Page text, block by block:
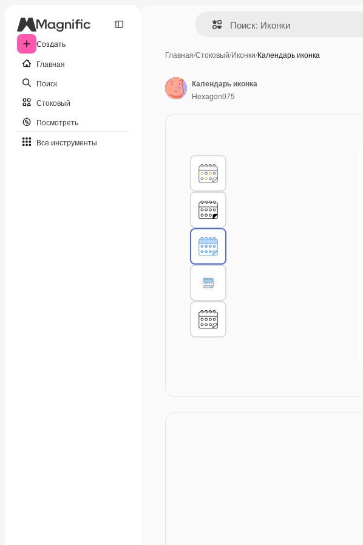
Создать
Главная
Поиск
Стоковый
Посмотреть
Все инструменты
Главная/Стоковый/Иконки/Календарь иконка
Календарь иконка
Hexagon075